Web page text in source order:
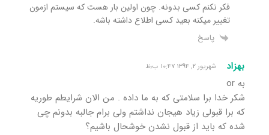
فکر نکنم کسی بدونه. چون اولین بار هست که سیستم ازمون
تغییر میکنه بعید کسی اطلاع داشته باشه.
پاسخ
بهزاد شهریور ۲, ۱۳۹۴ ۱۰:۴۷ ب٫ظ
به or
شکر خدا برا سلامتی که به ما داده . من الان شرایطم طوریه
که برا قبولی زیاد هیجان نداشتم ولی برام جالبه بدونم چی
شده که باید از قبول نشدن خوشحال باشیم؟